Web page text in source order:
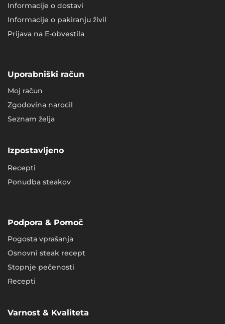
Informacije o dostavi
Informacije o pakiranju živil
Prijava na E-obvestila
Uporabniški račun
Moj račun
Zgodovina narocil
Seznam želja
Izpostavljeno
Recepti
Ponudba steakov
Podpora & Pomoč
Pogosta vprašanja
Osnovni steak recept
Stopnje pečenosti
Recepti
Varnost & Kvaliteta